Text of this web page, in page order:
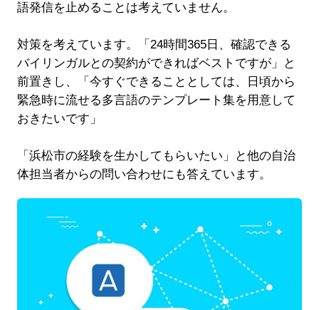
語発信を止めることは考えていません。
対策を考えています。「24時間365日、確認できる
バイリンガルとの契約ができればベストですが」と
前置きし、「今すぐできることとしては、日頃から
緊急時に流せる多言語のテンプレート集を用意して
おきたいです」
「浜松市の経験を生かしてもらいたい」と他の自治
体担当者からの問い合わせにも答えています。